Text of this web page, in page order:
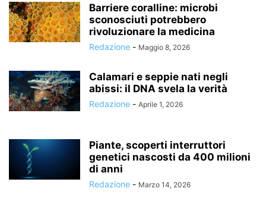
Barriere coralline: microbi
sconosciuti potrebbero
rivoluzionare la medicina
Redazione - Maggio 8, 2026
Calamari e seppie nati negli
abissi: il DNA svela la verità
Redazione - Aprile 1, 2026
Piante, scoperti interruttori
genetici nascosti da 400 milioni
di anni
Redazione - Marzo 14, 2026